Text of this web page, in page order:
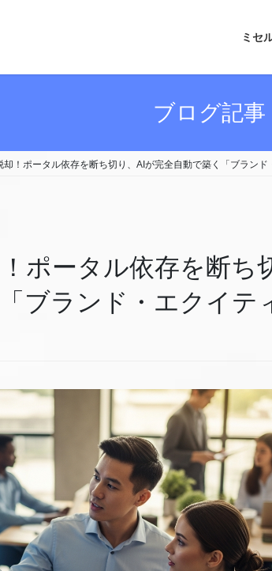
ミセ
ブログ記事
却！ポータル依存を断ち切り、AIが完全自動で築く「ブラン
ポータル依存を断ち
ブランド・エクイテ